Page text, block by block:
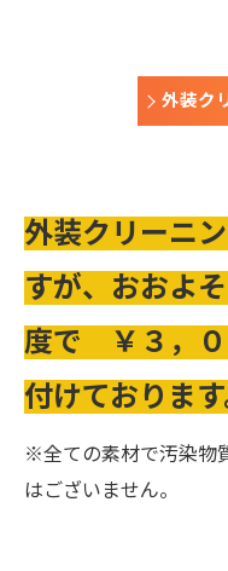
外装ク
外装クリーニ
すが、おおよ
度で ￥３，０
付けております
※全ての素材で汚染物
はございません。